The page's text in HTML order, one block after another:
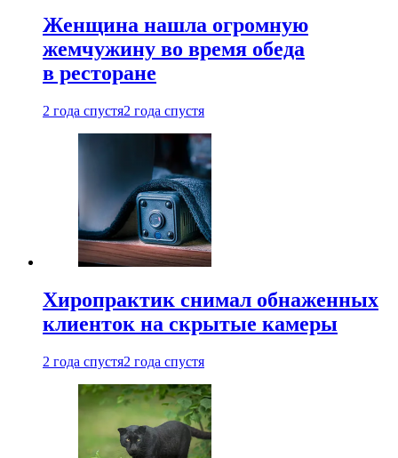
Женщина нашла огромную
жемчужину во время обеда
в ресторане
2 года спустя2 года спустя
Хиропрактик снимал обнаженных
клиенток на скрытые камеры
2 года спустя2 года спустя